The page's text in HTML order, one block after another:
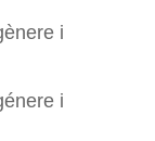
i
i